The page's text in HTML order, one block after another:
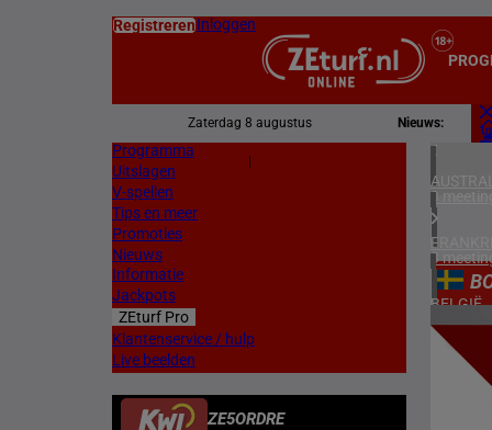
RegistrerenInloggen
Zaterdag 8 augustus Nieuws:
Programma
Uitslagen
V-spellen
Tips en meer
Promoties
Nieuws
Informatie
Jackpots
ZEturf Pro
Klantenservice / hulp
Live beelden
ZE5ORDRE
3
3
BELGIË
SPANJE
1
5
22/04/